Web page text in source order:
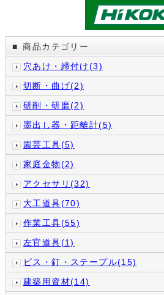
■
商品カテゴリー
穴あけ・締付け(3)
切断・曲げ(2)
研削・研磨(2)
墨出し器・距離計(5)
園芸工具(5)
家庭金物(2)
アクセサリ(32)
大工道具(70)
作業工具(55)
左官道具(1)
ビス・釘・ステープル(15)
建築用資材(14)